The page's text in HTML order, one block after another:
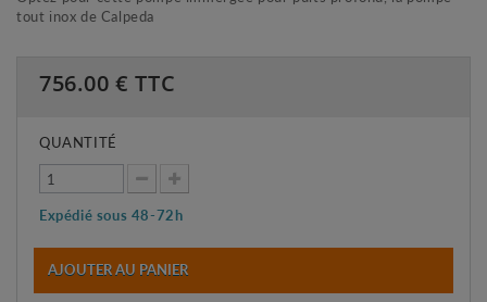
tout inox de Calpeda
756.00 € TTC
QUANTITÉ
Expédié sous 48-72h
AJOUTER AU PANIER